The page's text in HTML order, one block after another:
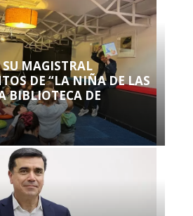
MAGISTRAL
DE “LA NIÑA DE LAS
BIBLIOTECA DE